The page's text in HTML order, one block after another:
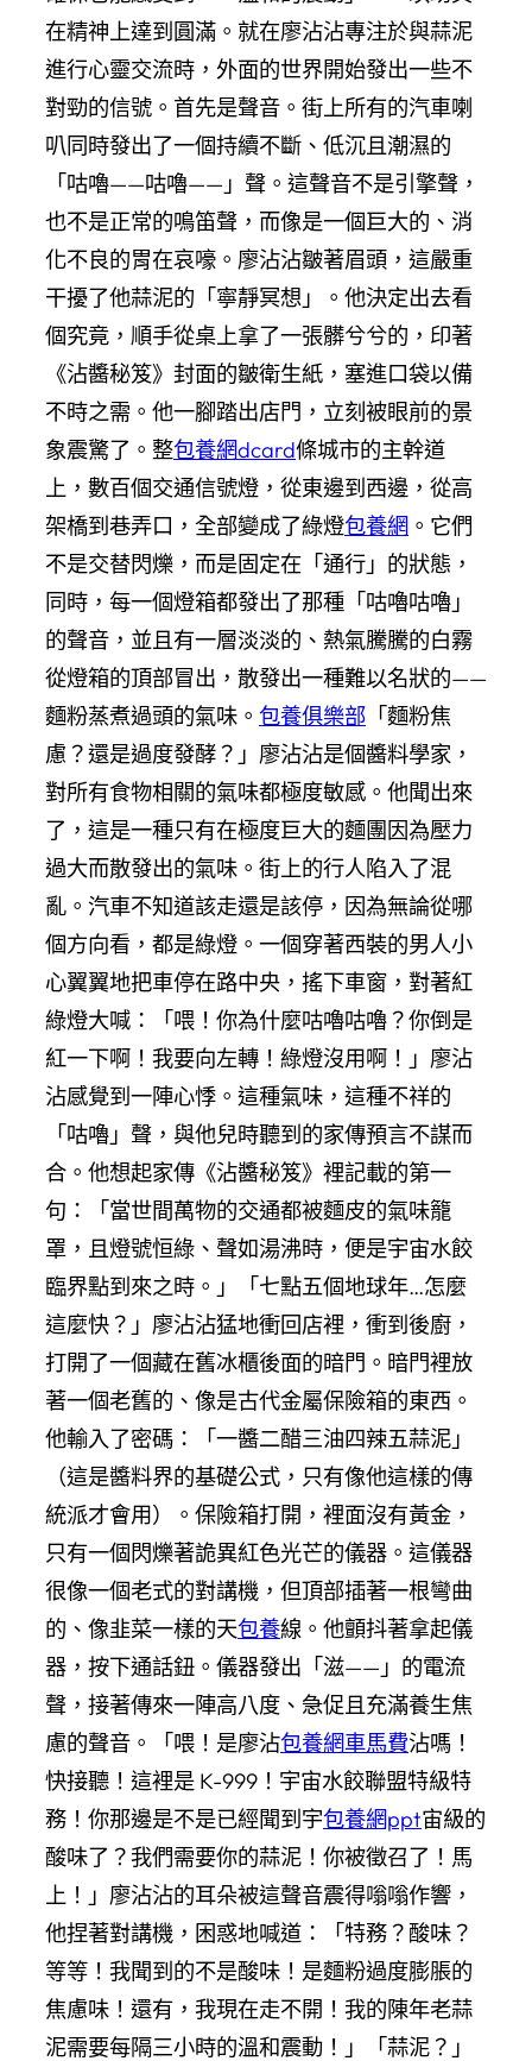
在精神上達到圓滿。就在廖沾沾專注於與蒜泥
進行心靈交流時，外面的世界開始發出一些不
對勁的信號。首先是聲音。街上所有的汽車喇
叭同時發出了一個持續不斷、低沉且潮濕的
「咕嚕——咕嚕——」聲。這聲音不是引擎聲，
也不是正常的鳴笛聲，而像是一個巨大的、消
化不良的胃在哀嚎。廖沾沾皺著眉頭，這嚴重
干擾了他蒜泥的「寧靜冥想」。他決定出去看
個究竟，順手從桌上拿了一張髒兮兮的，印著
《沾醬秘笈》封面的皺衛生紙，塞進口袋以備
不時之需。他一腳踏出店門，立刻被眼前的景
象震驚了。整包養網dcard條城市的主幹道
上，數百個交通信號燈，從東邊到西邊，從高
架橋到巷弄口，全部變成了綠燈包養網 。它們
不是交替閃爍，而是固定在「通行」的狀態，
同時，每一個燈箱都發出了那種「咕嚕咕嚕」
的聲音，並且有一層淡淡的、熱氣騰騰的白霧
從燈箱的頂部冒出，散發出一種難以名狀的——
麵粉蒸煮過頭的氣味。 包養俱樂部 「麵粉焦
慮？還是過度發酵？」廖沾沾是個醬料學家，
對所有食物相關的氣味都極度敏感。他聞出來
了，這是一種只有在極度巨大的麵團因為壓力
過大而散發出的氣味。街上的行人陷入了混
亂。汽車不知道該走還是該停，因為無論從哪
個方向看，都是綠燈。一個穿著西裝的男人小
心翼翼地把車停在路中央，搖下車窗，對著紅
綠燈大喊：「喂！你為什麼咕嚕咕嚕？你倒是
紅一下啊！我要向左轉！綠燈沒用啊！」廖沾
沾感覺到一陣心悸。這種氣味，這種不祥的
「咕嚕」聲，與他兒時聽到的家傳預言不謀而
合。他想起家傳《沾醬秘笈》裡記載的第一
句：「當世間萬物的交通都被麵皮的氣味籠
罩，且燈號恒綠、聲如湯沸時，便是宇宙水餃
臨界點到來之時。」「七點五個地球年…怎麼
這麼快？」廖沾沾猛地衝回店裡，衝到後廚，
打開了一個藏在舊冰櫃後面的暗門。暗門裡放
著一個老舊的、像是古代金屬保險箱的東西。
他輸入了密碼：「一醬二醋三油四辣五蒜泥」
（這是醬料界的基礎公式，只有像他這樣的傳
統派才會用）。保險箱打開，裡面沒有黃金，
只有一個閃爍著詭異紅色光芒的儀器。這儀器
很像一個老式的對講機，但頂部插著一根彎曲
的、像韭菜一樣的天包養線。他顫抖著拿起儀
器，按下通話鈕。儀器發出「滋——」的電流
聲，接著傳來一陣高八度、急促且充滿養生焦
慮的聲音。「喂！是廖沾包養網車馬費沾嗎！
快接聽！這裡是 K-999！宇宙水餃聯盟特級特
務！你那邊是不是已經聞到宇包養網ppt宙級的
酸味了？我們需要你的蒜泥！你被徵召了！馬
上！」廖沾沾的耳朵被這聲音震得嗡嗡作響，
他捏著對講機，困惑地喊道：「特務？酸味？
等等！我聞到的不是酸味！是麵粉過度膨脹的
焦慮味！還有，我現在走不開！我的陳年老蒜
泥需要每隔三小時的溫和震動！」「蒜泥？」